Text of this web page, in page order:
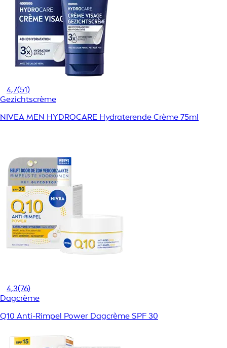
4,7(51)
Gezichtscrème
NIVEA MEN HYDROCARE Hydraterende Crème 75ml
4,3(76)
Dagcrème
Q10 Anti-Rimpel Power Dagcrème SPF 30